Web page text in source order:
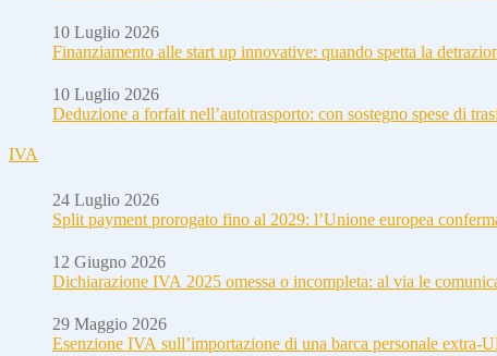
10 Luglio 2026
Finanziamento alle start up innovative: quando spetta la
10 Luglio 2026
Deduzione a forfait nell’autotrasporto: con sostegno spese di
IVA
24 Luglio 2026
Split payment prorogato fino al 2029: l’Unione europea
12 Giugno 2026
Dichiarazione IVA 2025 omessa o incompleta: al via le
29 Maggio 2026
Esenzione IVA sull’importazione di una barca personale extra-